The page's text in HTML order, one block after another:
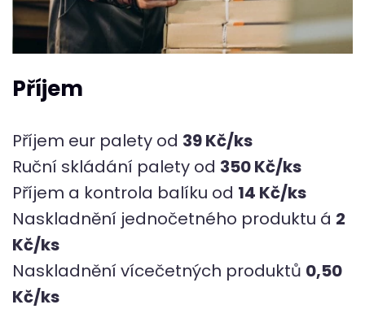
Příjem
Příjem eur palety od 39 Kč/ks
Ruční skládání palety od 350 Kč/ks
Příjem a kontrola balíku od 14 Kč/ks
Naskladnění jednočetného produktu á 2
Kč/ks
Naskladnění vícečetných produktů 0,50
Kč/ks